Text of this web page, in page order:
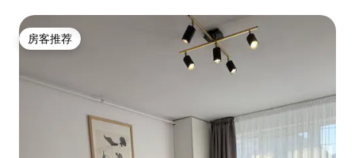
房客推荐
房客推荐